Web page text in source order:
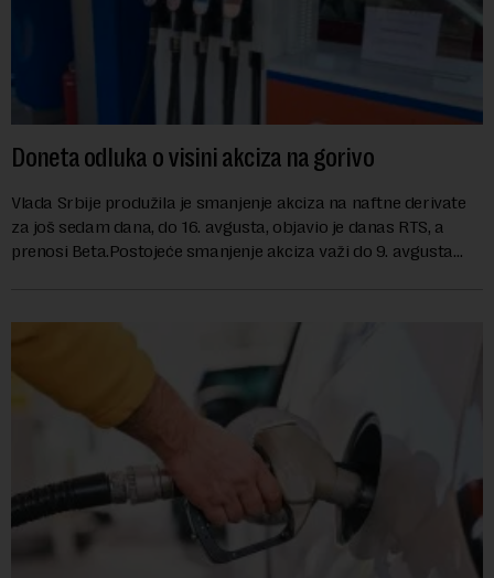
Doneta odluka o visini akciza na gorivo
Vlada Srbije produžila je smanjenje akciza na naftne derivate
za još sedam dana, do 16. avgusta, objavio je danas RTS, a
prenosi Beta.Postojeće smanjenje akciza važi do 9. avgusta